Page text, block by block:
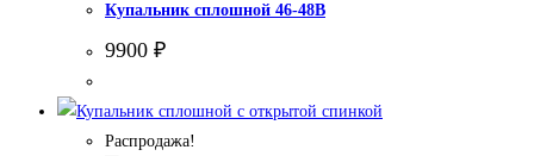
Купальник сплошной 46-48В
9900 ₽
Распродажа!